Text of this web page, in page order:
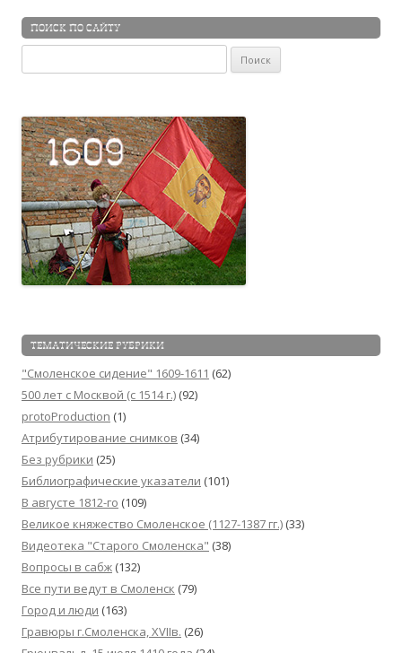
ПОИСК ПО САЙТУ
ТЕМАТИЧЕСКИЕ РУБРИКИ
"Смоленское сидение" 1609-1611 (62)
500 лет с Москвой (c 1514 г.) (92)
protoProduction (1)
Атрибутирование снимков (34)
Без рубрики (25)
Библиографические указатели (101)
В августе 1812-го (109)
Великое княжество Смоленское (1127-1387 гг.) (33)
Видеотека "Cтарого Смоленска" (38)
Вопросы в сабж (132)
Все пути ведут в Смоленск (79)
Город и люди (163)
Гравюры г.Смоленска, XVIIв. (26)